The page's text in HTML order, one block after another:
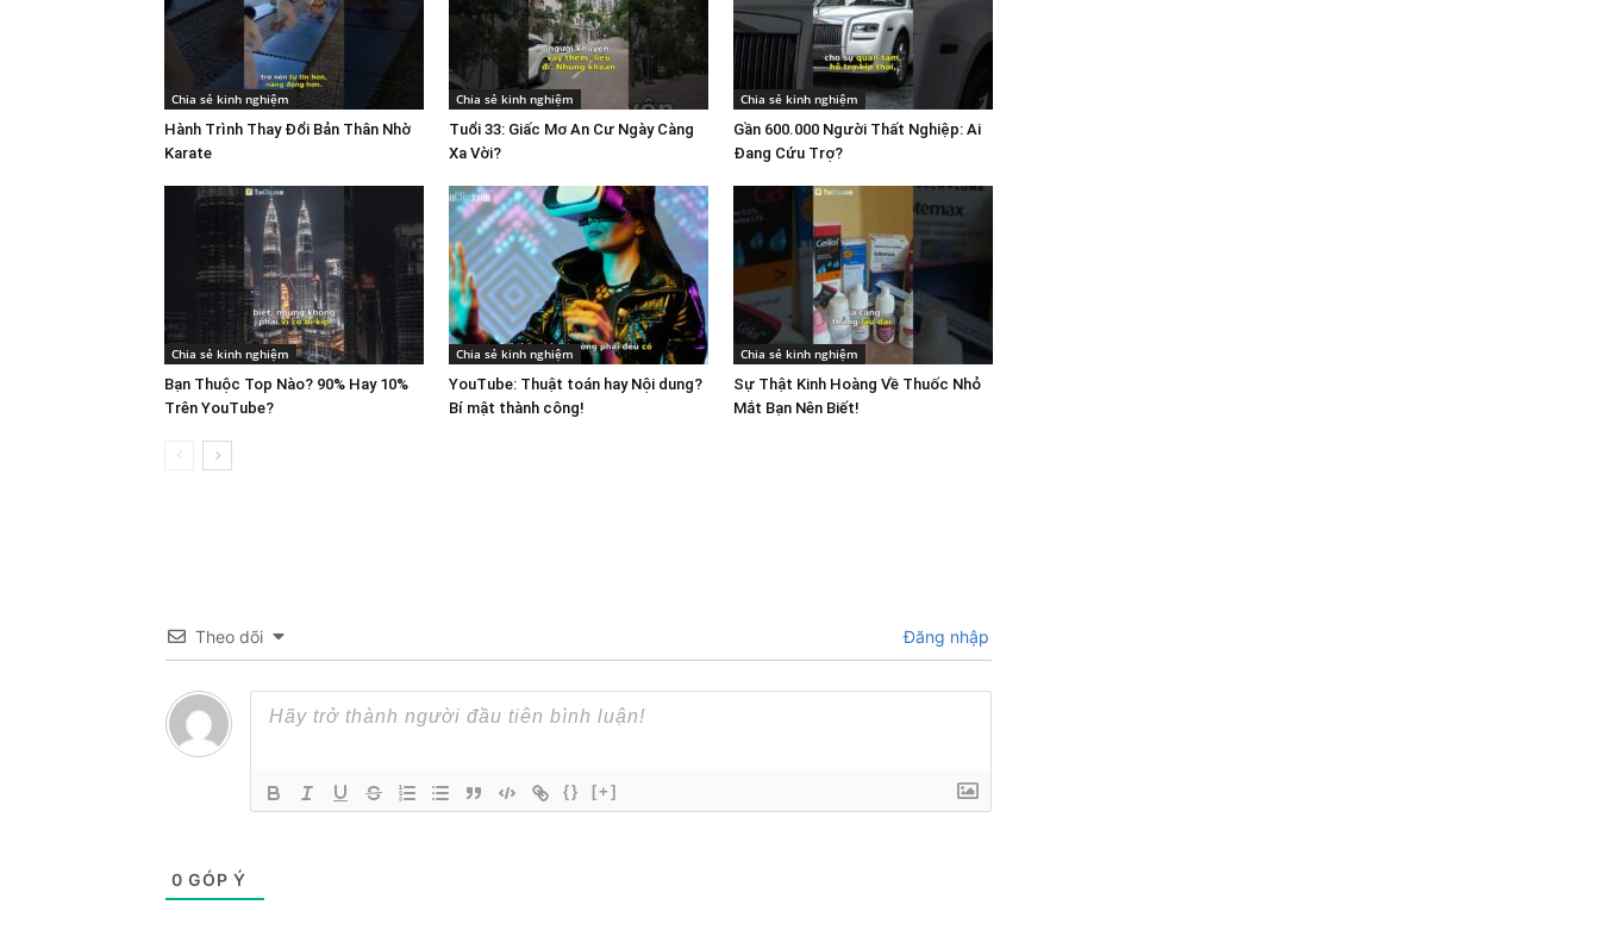
Chia sẻ kinh nghiệm
Hành Trình Thay Đổi Bản Thân Nhờ
Karate
Chia sẻ kinh nghiệm
Tuổi 33: Giấc Mơ An Cư Ngày Càng
Xa Vời?
Chia sẻ kinh nghiệm
Gần 600.000 Người Thất Nghiệp: Ai
Đang Cứu Trợ?
Chia sẻ kinh nghiệm
Bạn Thuộc Top Nào? 90% Hay 10%
Trên YouTube?
Chia sẻ kinh nghiệm
YouTube: Thuật toán hay Nội dung?
Bí mật thành công!
Chia sẻ kinh nghiệm
Sự Thật Kinh Hoàng Về Thuốc Nhỏ
Mắt Bạn Nên Biết!
Theo dõi Đăng nhập
{} [+]
0 GÓP Ý